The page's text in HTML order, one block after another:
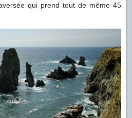
qui prend tout de même 45